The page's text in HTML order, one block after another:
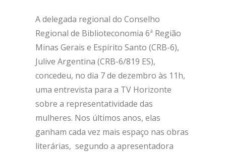
A delegada regional do Conselho
Regional de Biblioteconomia 6ª Região
Minas Gerais e Espírito Santo (CRB-6),
Julive Argentina (CRB-6/819 ES),
concedeu, no dia 7 de dezembro às 11h,
uma entrevista para a TV Horizonte
sobre a representatividade das
mulheres. Nos últimos anos, elas
ganham cada vez mais espaço nas obras
literárias, segundo a apresentadora